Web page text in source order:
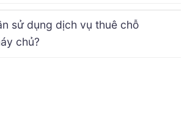
sử dụng dịch vụ thuê chỗ
chủ?